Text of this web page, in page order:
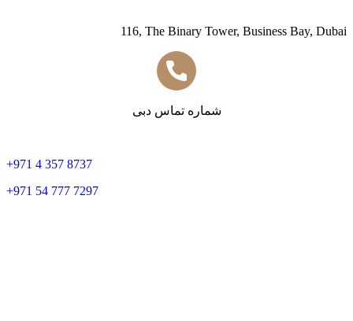
116, The Binary Tower, Business Bay, Dubai
شماره تماس دبی
+971 4 357 8737
+971 54 777 7297